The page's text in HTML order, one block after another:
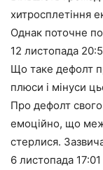
хитросплетіння
Однак поточне
12 листопада
Що таке дефолт
плюси і мінуси
Про дефолт свого
емоційно, що
стерлися.
6 листопада 17:01